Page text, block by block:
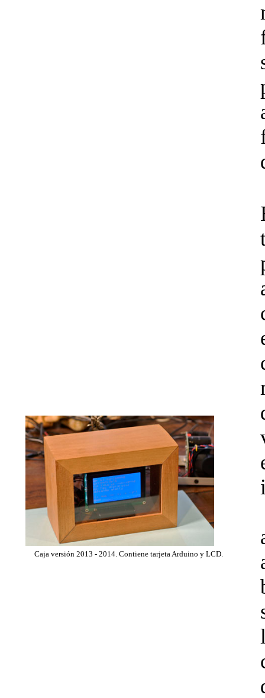
Caja versión 2013 - 2014. Contiene tarjeta Arduino y LCD.